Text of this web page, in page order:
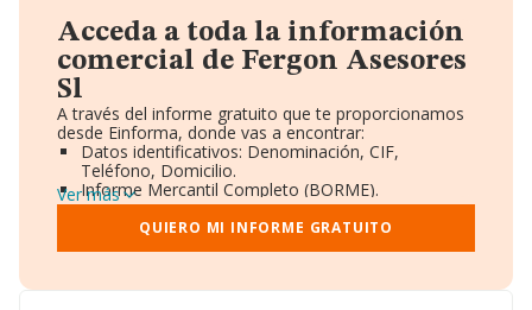
Acceda a toda la información
comercial de Fergon Asesores
Sl
A través del informe gratuito que te proporcionamos
desde Einforma, donde vas a encontrar:
Datos identificativos: Denominación, CIF,
Teléfono, Domicilio.
Informe Mercantil Completo (BORME).
Gráficos de Evolución Ventas y Empleados.
Consejo de Administración y Administradores.
Directivos y Ejecutivos.
Ver más
QUIERO MI INFORME GRATUITO